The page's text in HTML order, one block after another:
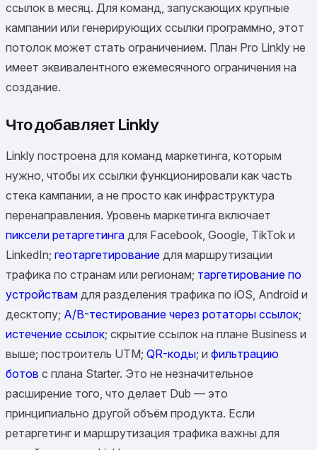
ссылок в месяц. Для команд, запускающих крупные
кампании или генерирующих ссылки программно, этот
потолок может стать ограничением. План Pro Linkly не
имеет эквивалентного ежемесячного ограничения на
создание.
Что добавляет Linkly
Linkly построена для команд маркетинга, которым
нужно, чтобы их ссылки функционировали как часть
стека кампании, а не просто как инфраструктура
перенаправления. Уровень маркетинга включает
пиксели ретаргетинга для Facebook, Google, TikTok и
LinkedIn; геотаргетирование для маршрутизации
трафика по странам или регионам; таргетирование по
устройствам для разделения трафика по iOS, Android и
десктопу; A/B-тестирование через ротаторы ссылок;
истечение ссылок; скрытие ссылок на плане Business и
выше; построитель UTM; QR-коды; и фильтрацию
ботов с плана Starter. Это не незначительное
расширение того, что делает Dub — это
принципиально другой объём продукта. Если
ретаргетинг и маршрутизация трафика важны для